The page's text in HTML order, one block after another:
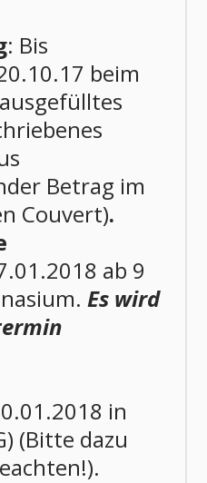
: Bis
beim
Betrag im
Couvert).
ab 9
Es wird
in
(Bitte dazu